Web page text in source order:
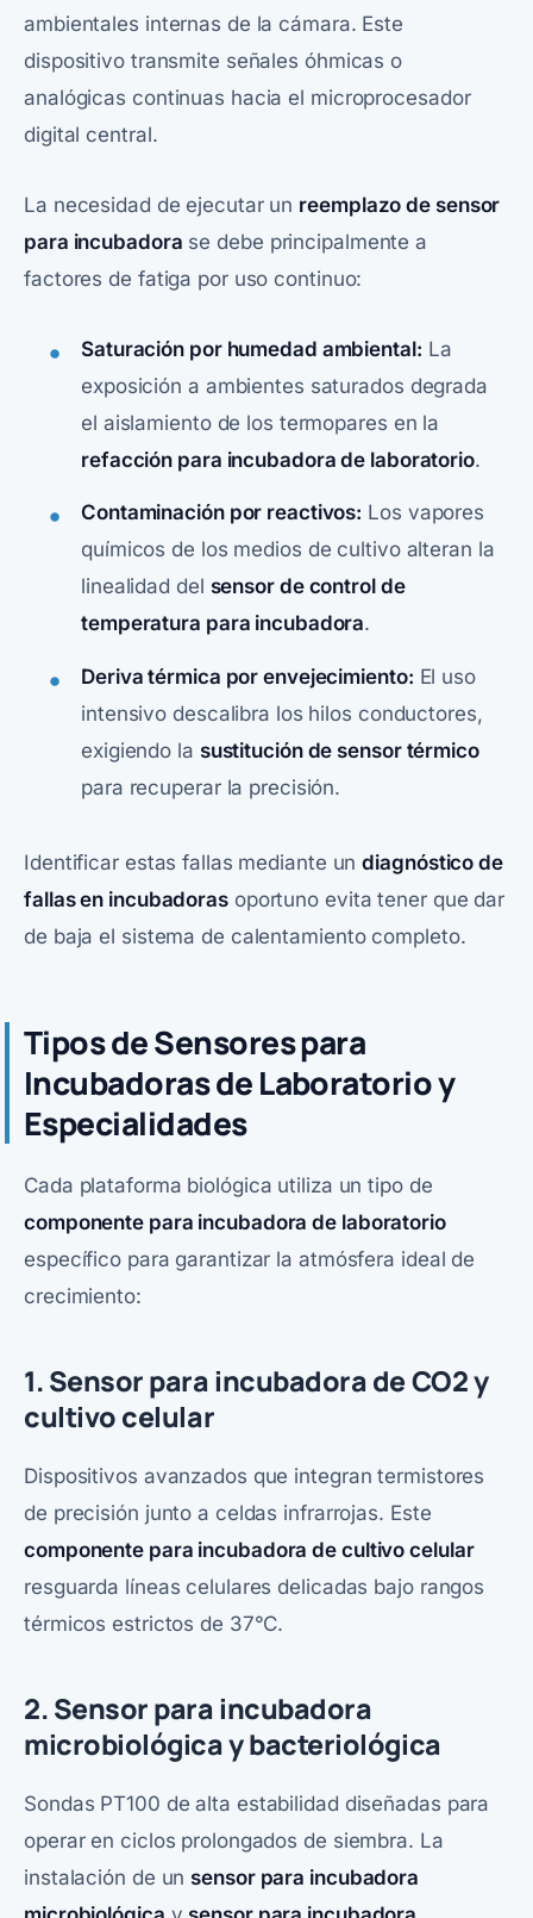
ambientales internas de la cámara. Este
dispositivo transmite señales óhmicas o
analógicas continuas hacia el microprocesador
digital central.
La necesidad de ejecutar un reemplazo de sensor
para incubadora se debe principalmente a
factores de fatiga por uso continuo:
Saturación por humedad ambiental: La
exposición a ambientes saturados degrada
el aislamiento de los termopares en la
refacción para incubadora de laboratorio.
Contaminación por reactivos: Los vapores
químicos de los medios de cultivo alteran la
linealidad del sensor de control de
temperatura para incubadora.
Deriva térmica por envejecimiento: El uso
intensivo descalibra los hilos conductores,
exigiendo la sustitución de sensor térmico
para recuperar la precisión.
Identificar estas fallas mediante undiagnóstico de
fallas en incubadorasoportuno evita tener que dar
de baja el sistema de calentamiento completo.
Tipos de Sensores para
Incubadoras de Laboratorio y
Especialidades
Cada plataforma biológica utiliza un tipo de
componente para incubadora de laboratorio
específico para garantizar la atmósfera ideal de
crecimiento:
1. Sensor para incubadora de CO2 y
cultivo celular
Dispositivos avanzados que integran termistores
de precisión junto a celdas infrarrojas. Este
componente para incubadora de cultivo celular
resguarda líneas celulares delicadas bajo rangos
térmicos estrictos de 37°C.
2. Sensor para incubadora
microbiológica y bacteriológica
Sondas PT100 de alta estabilidad diseñadas para
operar en ciclos prolongados de siembra. La
instalación de un sensor para incubadora